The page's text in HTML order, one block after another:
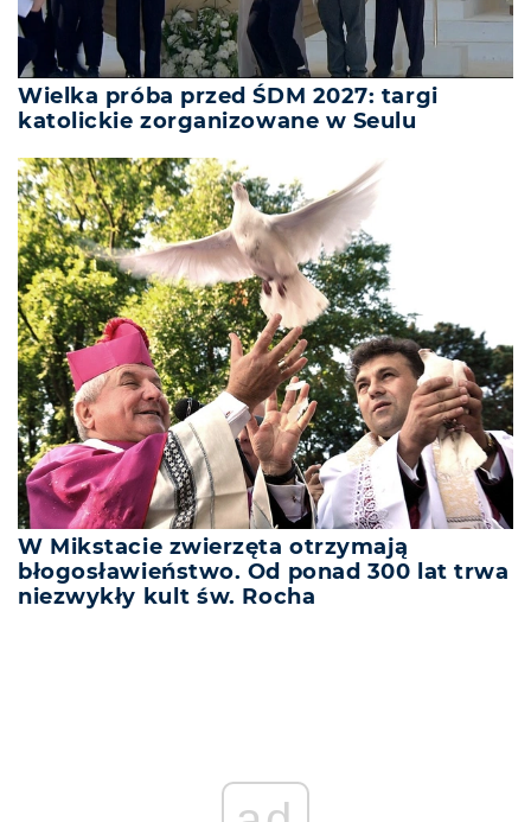
Wielka próba przed ŚDM 2027: targi
katolickie zorganizowane w Seulu
W Mikstacie zwierzęta otrzymają
błogosławieństwo. Od ponad 300 lat trwa
niezwykły kult św. Rocha